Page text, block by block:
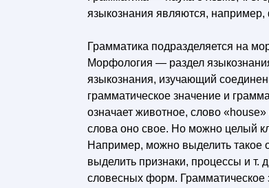
языкознания являются, например,
Грамматика подразделяется на
Морфология — раздел
языкознания, изучающий
грамматическое значение и
означает животное, слово
слова оно свое. Но можно целый
Например, можно выделить такое
выделить признаки, процессы и т.
словесных форм. Грамматическое